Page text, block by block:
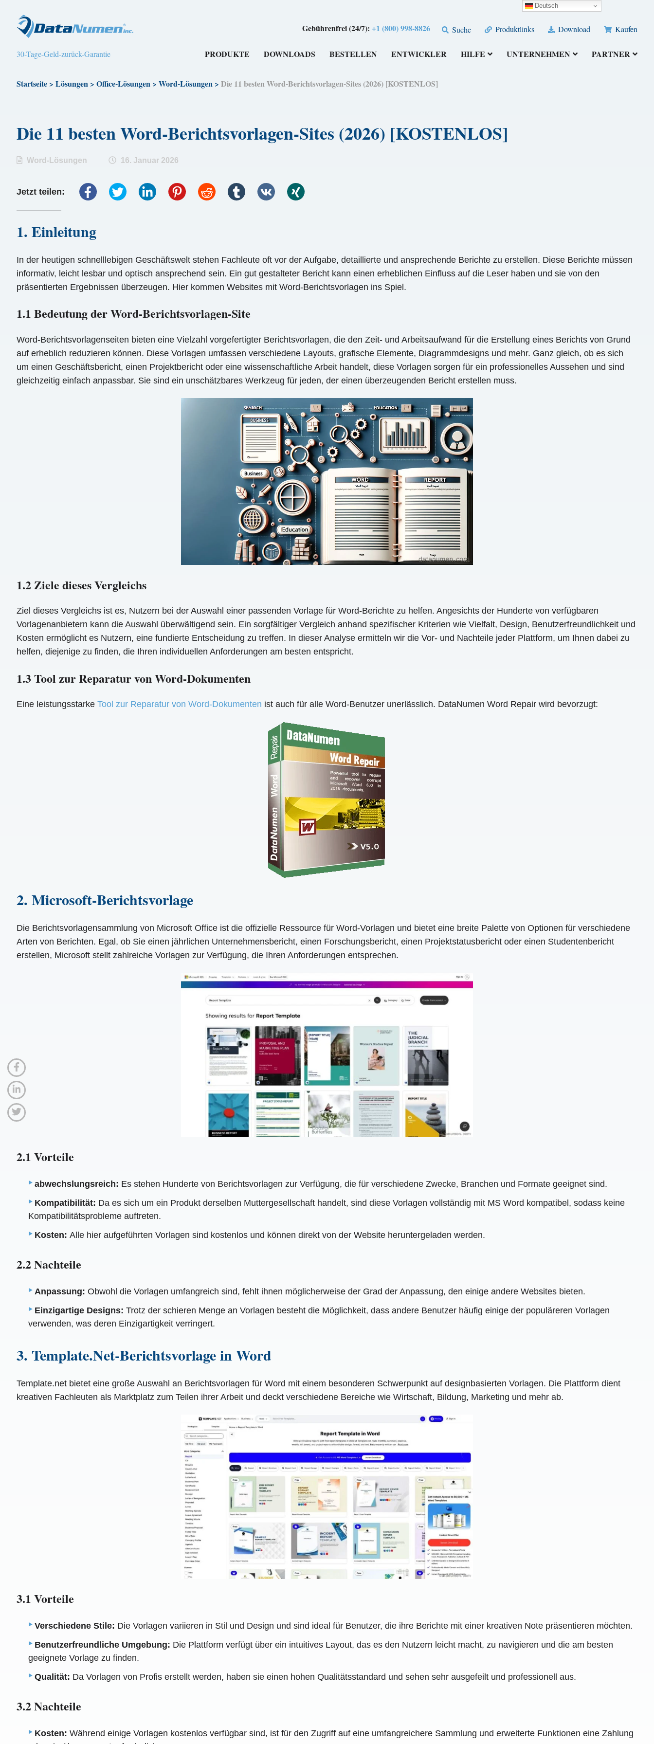
Gebührenfrei (24/7):+1 (800) 998-8826 Suche Produktlinks Download Kaufen
30-Tage-Geld-zurück-Garantie PRODUKTE DOWNLOADS BESTELLEN ENTWICKLER HILFE UNTERNEHMEN PARTNER
Startseite> Lösungen> Office-Lösungen> Word-Lösungen> Die 11 besten Word-Berichtsvorlagen-Sites (2026) [KOSTENLOS]
Die 11 besten Word-Berichtsvorlagen-Sites (2026) [KOSTENLOS]
Word-Lösungen 16. Januar 2026
Jetzt teilen:
1. Einleitung
In der heutigen schnelllebigen Geschäftswelt stehen Fachleute oft vor der Aufgabe, detaillierte und ansprechende Berichte zu erstellen. Diese Berichte müssen
informativ, leicht lesbar und optisch ansprechend sein. Ein gut gestalteter Bericht kann einen erheblichen Einfluss auf die Leser haben und sie von den
präsentierten Ergebnissen überzeugen. Hier kommen Websites mit Word-Berichtsvorlagen ins Spiel.
1.1 Bedeutung der Word-Berichtsvorlagen-Site
Word-Berichtsvorlagenseiten bieten eine Vielzahl vorgefertigter Berichtsvorlagen, die den Zeit- und Arbeitsaufwand für die Erstellung eines Berichts von Grund
auf erheblich reduzieren können. Diese Vorlagen umfassen verschiedene Layouts, grafische Elemente, Diagrammdesigns und mehr. Ganz gleich, ob es sich
um einen Geschäftsbericht, einen Projektbericht oder eine wissenschaftliche Arbeit handelt, diese Vorlagen sorgen für ein professionelles Aussehen und sind
gleichzeitig einfach anpassbar. Sie sind ein unschätzbares Werkzeug für jeden, der einen überzeugenden Bericht erstellen muss.
1.2 Ziele dieses Vergleichs
Ziel dieses Vergleichs ist es, Nutzern bei der Auswahl einer passenden Vorlage für Word-Berichte zu helfen. Angesichts der Hunderte von verfügbaren
Vorlagenanbietern kann die Auswahl überwältigend sein. Ein sorgfältiger Vergleich anhand spezifischer Kriterien wie Vielfalt, Design, Benutzerfreundlichkeit und
Kosten ermöglicht es Nutzern, eine fundierte Entscheidung zu treffen. In dieser Analyse ermitteln wir die Vor- und Nachteile jeder Plattform, um Ihnen dabei zu
helfen, diejenige zu finden, die Ihren individuellen Anforderungen am besten entspricht.
1.3 Tool zur Reparatur von Word-Dokumenten
Eine leistungsstarke Tool zur Reparatur von Word-Dokumenten ist auch für alle Word-Benutzer unerlässlich. DataNumen Word Repair wird bevorzugt:
2. Microsoft-Berichtsvorlage
Die Berichtsvorlagensammlung von Microsoft Office ist die offizielle Ressource für Word-Vorlagen und bietet eine breite Palette von Optionen für verschiedene
Arten von Berichten. Egal, ob Sie einen jährlichen Unternehmensbericht, einen Forschungsbericht, einen Projektstatusbericht oder einen Studentenbericht
erstellen, Microsoft stellt zahlreiche Vorlagen zur Verfügung, die Ihren Anforderungen entsprechen.
2.1 Vorteile
abwechslungsreich: Es stehen Hunderte von Berichtsvorlagen zur Verfügung, die für verschiedene Zwecke, Branchen und Formate geeignet sind.
Kompatibilität: Da es sich um ein Produkt derselben Muttergesellschaft handelt, sind diese Vorlagen vollständig mit MS Word kompatibel, sodass keine
Kompatibilitätsprobleme auftreten.
Kosten:Alle hier aufgeführten Vorlagen sind kostenlos und können direkt von der Website heruntergeladen werden.
2.2 Nachteile
Anpassung: Obwohl die Vorlagen umfangreich sind, fehlt ihnen möglicherweise der Grad der Anpassung, den einige andere Websites bieten.
Einzigartige Designs: Trotz der schieren Menge an Vorlagen besteht die Möglichkeit, dass andere Benutzer häufig einige der populäreren Vorlagen
verwenden, was deren Einzigartigkeit verringert.
3. Template.Net-Berichtsvorlage in Word
Template.net bietet eine große Auswahl an Berichtsvorlagen für Word mit einem besonderen Schwerpunkt auf designbasierten Vorlagen. Die Plattform dient
kreativen Fachleuten als Marktplatz zum Teilen ihrer Arbeit und deckt verschiedene Bereiche wie Wirtschaft, Bildung, Marketing und mehr ab.
3.1 Vorteile
Verschiedene Stile: Die Vorlagen variieren in Stil und Design und sind ideal für Benutzer, die ihre Berichte mit einer kreativen Note präsentieren möchten.
Benutzerfreundliche Umgebung: Die Plattform verfügt über ein intuitives Layout, das es den Nutzern leicht macht, zu navigieren und die am besten
geeignete Vorlage zu finden.
Qualität: Da Vorlagen von Profis erstellt werden, haben sie einen hohen Qualitätsstandard und sehen sehr ausgefeilt und professionell aus.
3.2 Nachteile
Kosten:Während einige Vorlagen kostenlos verfügbar sind, ist für den Zugriff auf eine umfangreichere Sammlung und erweiterte Funktionen eine Zahlung
Deutsch